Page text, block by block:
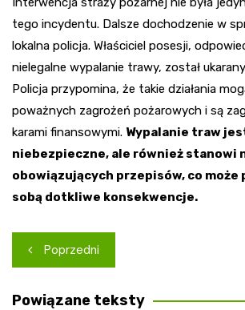
tego incydentu. Dalsze dochodzenie w
lokalna policja. Właściciel posesji,
nielegalne wypalanie trawy, został
Policja przypomina, że takie działania
poważnych zagrożeń pożarowych i są
karami finansowymi. Wypalanie traw
niebezpieczne, ale również stanowi
obowiązujących przepisów, co może
sobą dotkliwe konsekwencje.
Nawigacja
wpisu
Poprzedni
Powiązane teksty